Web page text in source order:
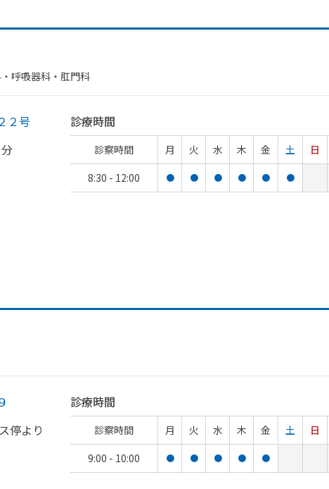
呼吸器科・​肛門科
２号
診療時間
診察時間 月 火 水 木 金 土
日
8:30 - 12:00
● ● ● ● ● ●
停より
診療時間
診察時間 月 火 水 木 金 土
日
9:00 - 10:00
● ● ● ● ●